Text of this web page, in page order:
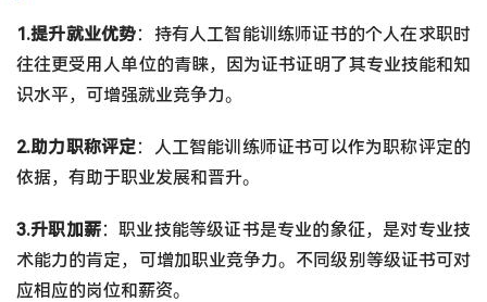
1.提升就业优势：持有人工智能训练师证书的个人在求职时
往往更受用人单位的青睐，因为证书证明了其专业技能和知
识水平，可增强就业竞争力。
2.助力职称评定 ：人工智能训练师证书可以作为职称评定的
依据，有助于职业发展和晋升。
3.升职加薪：职业技能等级证书是专业的象征，是对专业技
术能力的肯定，可增加职业竞争力。不同级别等级证书可对
应相应的岗位和薪资。